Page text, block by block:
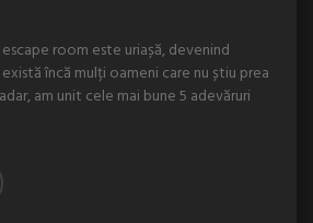
room este uriașă, devenind
încă mulți oameni care nu știu prea
am unit cele mai bune 5 adevăruri